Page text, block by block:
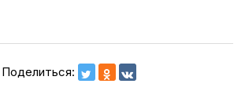
Поделиться: